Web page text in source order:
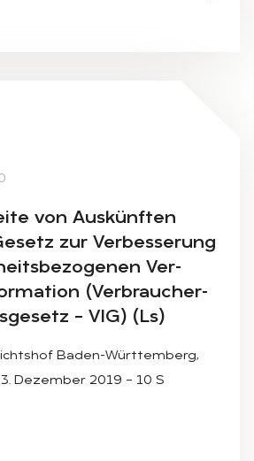
von Aus­künf­ten
zur Ver­bes­se­rung
Ver­
(Ver­brau­cher­
– VIG) (Ls)
Baden-Württemberg,
Dezember 2019 – 10 S